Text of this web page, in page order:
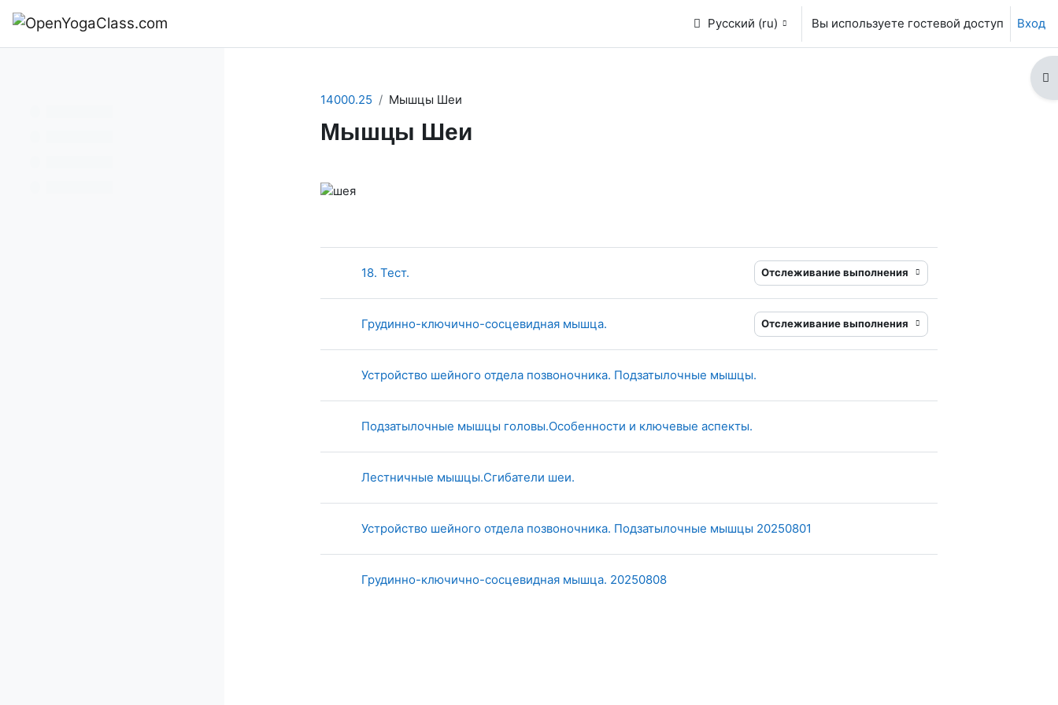
Русский ‎(ru)‎ Вы используете гостевой доступ Вход
14000.25
Мышцы Шеи
Мышцы Шеи
Section outline
18. Тест. Отслеживание выполнения
Грудинно-ключично-сосцевидная мышца.Страница Отслеживание выполнения
Устройство шейного отдела позвоночника. Подзатылочные мышцы.Страница
Подзатылочные мышцы головы.Особенности и ключевые аспекты.Страница
Лестничные мышцы.Сгибатели шеи.Страница
Устройство шейного отдела позвоночника. Подзатылочные мышцы 20250801
Грудинно-ключично-сосцевидная мышца. 20250808Страница